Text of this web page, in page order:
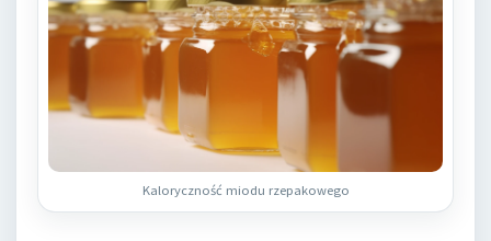
Kaloryczność miodu rzepakowego